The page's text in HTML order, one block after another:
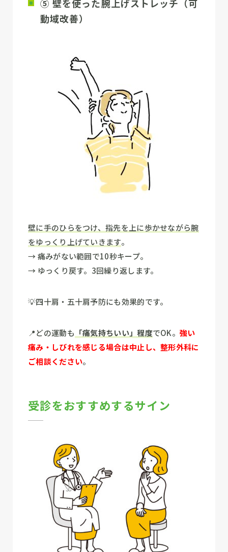
⑤ 壁を使った腕上げストレッチ（可
動域改善）
壁に手のひらをつけ、指先を上に歩かせながら腕
をゆっくり上げていきます。
→ 痛みがない範囲で10秒キープ。
→ ゆっくり戻す。3回繰り返します。
💡四十肩・五十肩予防にも効果的です。
📍どの運動も 「痛気持ちいい」程度でOK。強い
痛み・しびれを感じる場合は中止し、整形外科に
ご相談ください。
受診をおすすめするサイン